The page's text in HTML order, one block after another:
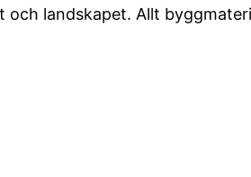
landskapet. Allt